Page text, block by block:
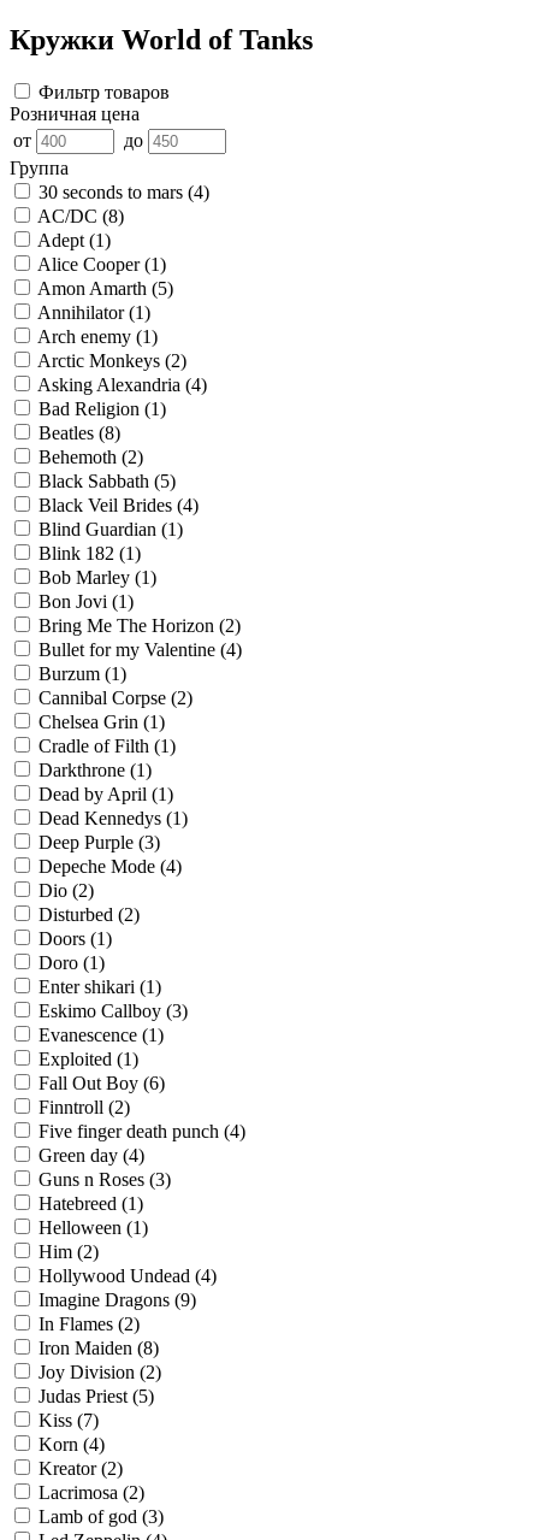
Кружки World of Tanks
Фильтр товаров
Розничная цена
от
до
Группа
30 seconds to mars (4)
AC/DC (8)
Adept(1)
Alice Cooper(1)
Amon Amarth (5)
Annihilator(1)
Arch enemy (1)
Arctic Monkeys (2)
Asking Alexandria (4)
Bad Religion (1)
Beatles (8)
Behemoth (2)
Black Sabbath (5)
Black Veil Brides (4)
Blind Guardian (1)
Blink 182 (1)
Bob Marley (1)
Bon Jovi (1)
Bring Me The Horizon (2)
Bullet for my Valentine (4)
Burzum (1)
Cannibal Corpse (2)
Chelsea Grin (1)
Cradle of Filth (1)
Darkthrone (1)
Dead by April (1)
Dead Kennedys (1)
Deep Purple (3)
Depeche Mode (4)
Dio (2)
Disturbed (2)
Doors (1)
Doro (1)
Enter shikari (1)
Eskimo Callboy (3)
Evanescence (1)
Exploited (1)
Fall Out Boy (6)
Finntroll (2)
Five finger death punch (4)
Green day (4)
Guns n Roses (3)
Hatebreed (1)
Helloween (1)
Him (2)
Hollywood Undead (4)
Imagine Dragons (9)
In Flames (2)
Iron Maiden (8)
Joy Division (2)
Judas Priest(5)
Kiss (7)
Korn (4)
Kreator(2)
Lacrimosa (2)
Lamb of god (3)